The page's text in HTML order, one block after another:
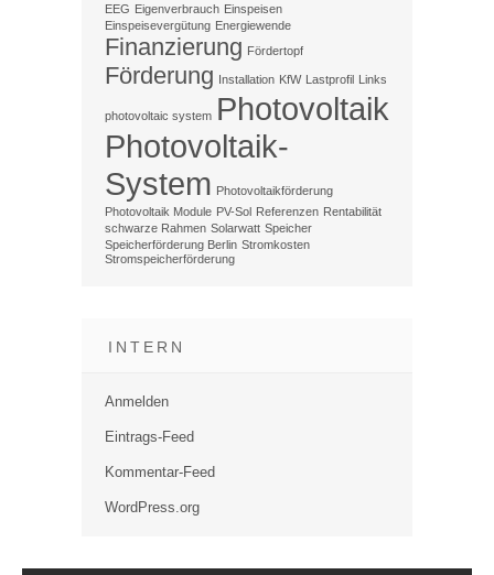
EEG Eigenverbrauch Einspeisen
Einspeisevergütung Energiewende
Finanzierung Fördertopf
Förderung Installation KfW Lastprofil Links
photovoltaic system Photovoltaik
Photovoltaik-
System Photovoltaikförderung
Photovoltaik Module PV-Sol Referenzen Rentabilität
schwarze Rahmen Solarwatt Speicher
Speicherförderung Berlin Stromkosten
Stromspeicherförderung
INTERN
Anmelden
Eintrags-Feed
Kommentar-Feed
WordPress.org